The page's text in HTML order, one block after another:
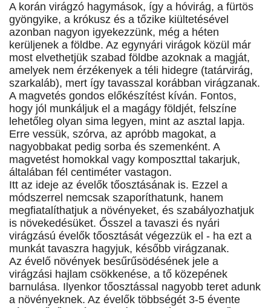
A korán virágzó hagymások, így a hóvirág, a fürtös
gyöngyike, a krókusz és a tőzike kiültetésével
azonban nagyon igyekezzünk, még a héten
kerüljenek a földbe. Az egynyári virágok közül már
most elvethetjük szabad földbe azoknak a magját,
amelyek nem érzékenyek a téli hidegre (tatárvirág,
szarkaláb), mert így tavasszal korábban virágzanak.
A magvetés gondos előkészítést kíván. Fontos,
hogy jól munkáljuk el a magágy földjét, felszíne
lehetőleg olyan sima legyen, mint az asztal lapja.
Erre vessük, szórva, az apróbb magokat, a
nagyobbakat pedig sorba és szemenként. A
magvetést homokkal vagy komposzttal takarjuk,
általában fél centiméter vastagon.
Itt az ideje az évelők tőosztásának is. Ezzel a
módszerrel nemcsak szaporíthatunk, hanem
megfiatalíthatjuk a növényeket, és szabályozhatjuk
is növekedésüket. Ősszel a tavaszi és nyári
virágzású évelők tőosztását végezzük el - ha ezt a
munkát tavaszra hagyjuk, később virágzanak.
Az évelő növények besűrűsödésének jele a
virágzási hajlam csökkenése, a tő közepének
barnulása. Ilyenkor tőosztással nagyobb teret adunk
a növényeknek. Az évelők többségét 3-5 évente